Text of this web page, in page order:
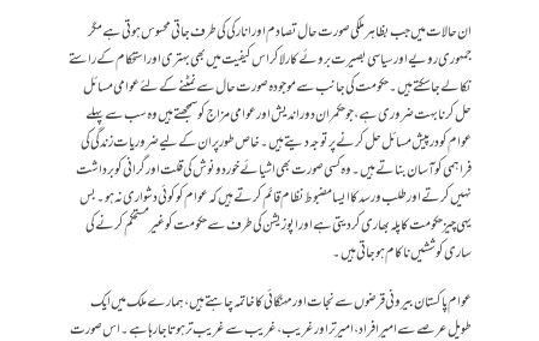
ان حالات میں جب بظاہر ملکی صورت حال تصادم اور انارکی کی طرف جاتی محسوس ہوتی ہے مگر
جمہوری رویے اور سیاسی بصیرت بروئے کار لاکر اس کیفیت میں بھی بہتری اور استحکام کے راستے
نکالے جا سکتے ہیں۔ حکومت کی جانب سے موجودہ صورت حال سے نمٹنے کے لئے عوامی مسائل
حل کرنا بہت ضروری ہے ، جو حکمران دور اندیش اور عوامی مزاج کو سمجھتے ہیں وہ سب سے پہلے
عوام کو درپیش مسائل حل کرنے پر توجہ دیتے ہیں۔ خاص طور پر ان کے لیے ضروریات زندگی کی
فراہمی کو آسان بناتے ہیں۔ وہ کسی صورت بھی اشیائے خورد و نوش کی قلت اور گرانی کو برداشت
نہیں کرتے اور طلب و رسد کا ایسا مضبوط نظام قائم کرتے ہیں کہ عوام کو کوئی دشواری نہ ہو۔ بس
یہی چیز حکومت کا پلہ بھاری کردیتی ہے اور اپوزیشن کی طرف سے حکومت کو غیر مستحکم کرنے کی
ساری کوششیں ناکام ہوجاتی ہیں۔
عوام پاکستان بیرونی قرضوں سے نجات اور مہنگائی کا خاتمہ چاہتے ہیں، ہمارے ملک میں ایک
طویل عرصے سے امیر افراد ، امیر تر اور غریب، غریب سے غریب تر ہوتا جارہاہے ۔ اس صورت